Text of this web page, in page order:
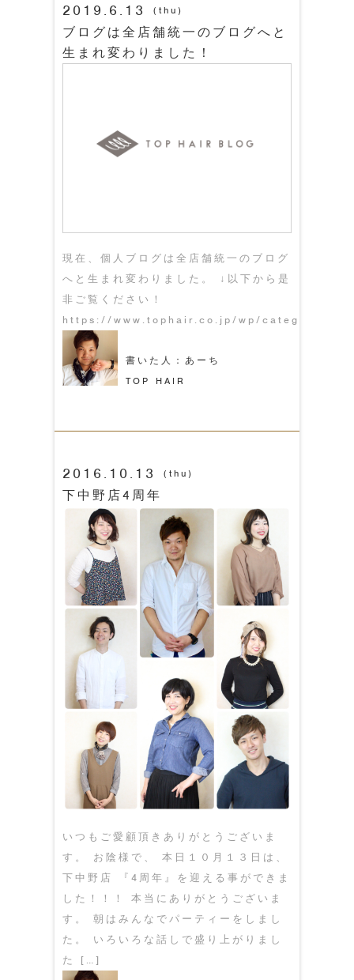
2019.6.13 (thu)
ブログは全店舗統一のブログへと
生まれ変わりました！
現在、個人ブログは全店舗統一のブログ
へと生まれ変わりました。 ↓以下から是
非ご覧ください！
https://www.tophair.co.jp/wp/category/
書いた人：あーち
TOP HAIR
2016.10.13 (thu)
下中野店4周年
いつもご愛顧頂きありがとうございま
す。 お陰様で、 本日１０月１３日は、
下中野店 『4周年』を迎える事ができま
した！！！ 本当にありがとうございま
す。 朝はみんなでパーティーをしまし
た。 いろいろな話しで盛り上がりまし
た […]